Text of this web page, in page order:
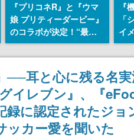
『プリコネR』と『ウマ
娘 プリティーダービー』
のコラボが決定！“最大
170連無料”の8.5周年キ
ャンペーンなども発表
『
「
イ
リ
に
マ
エ
ど
──耳と心に残る名
イレブン』、『
に認定されたジョ
ッカー愛を聞いた